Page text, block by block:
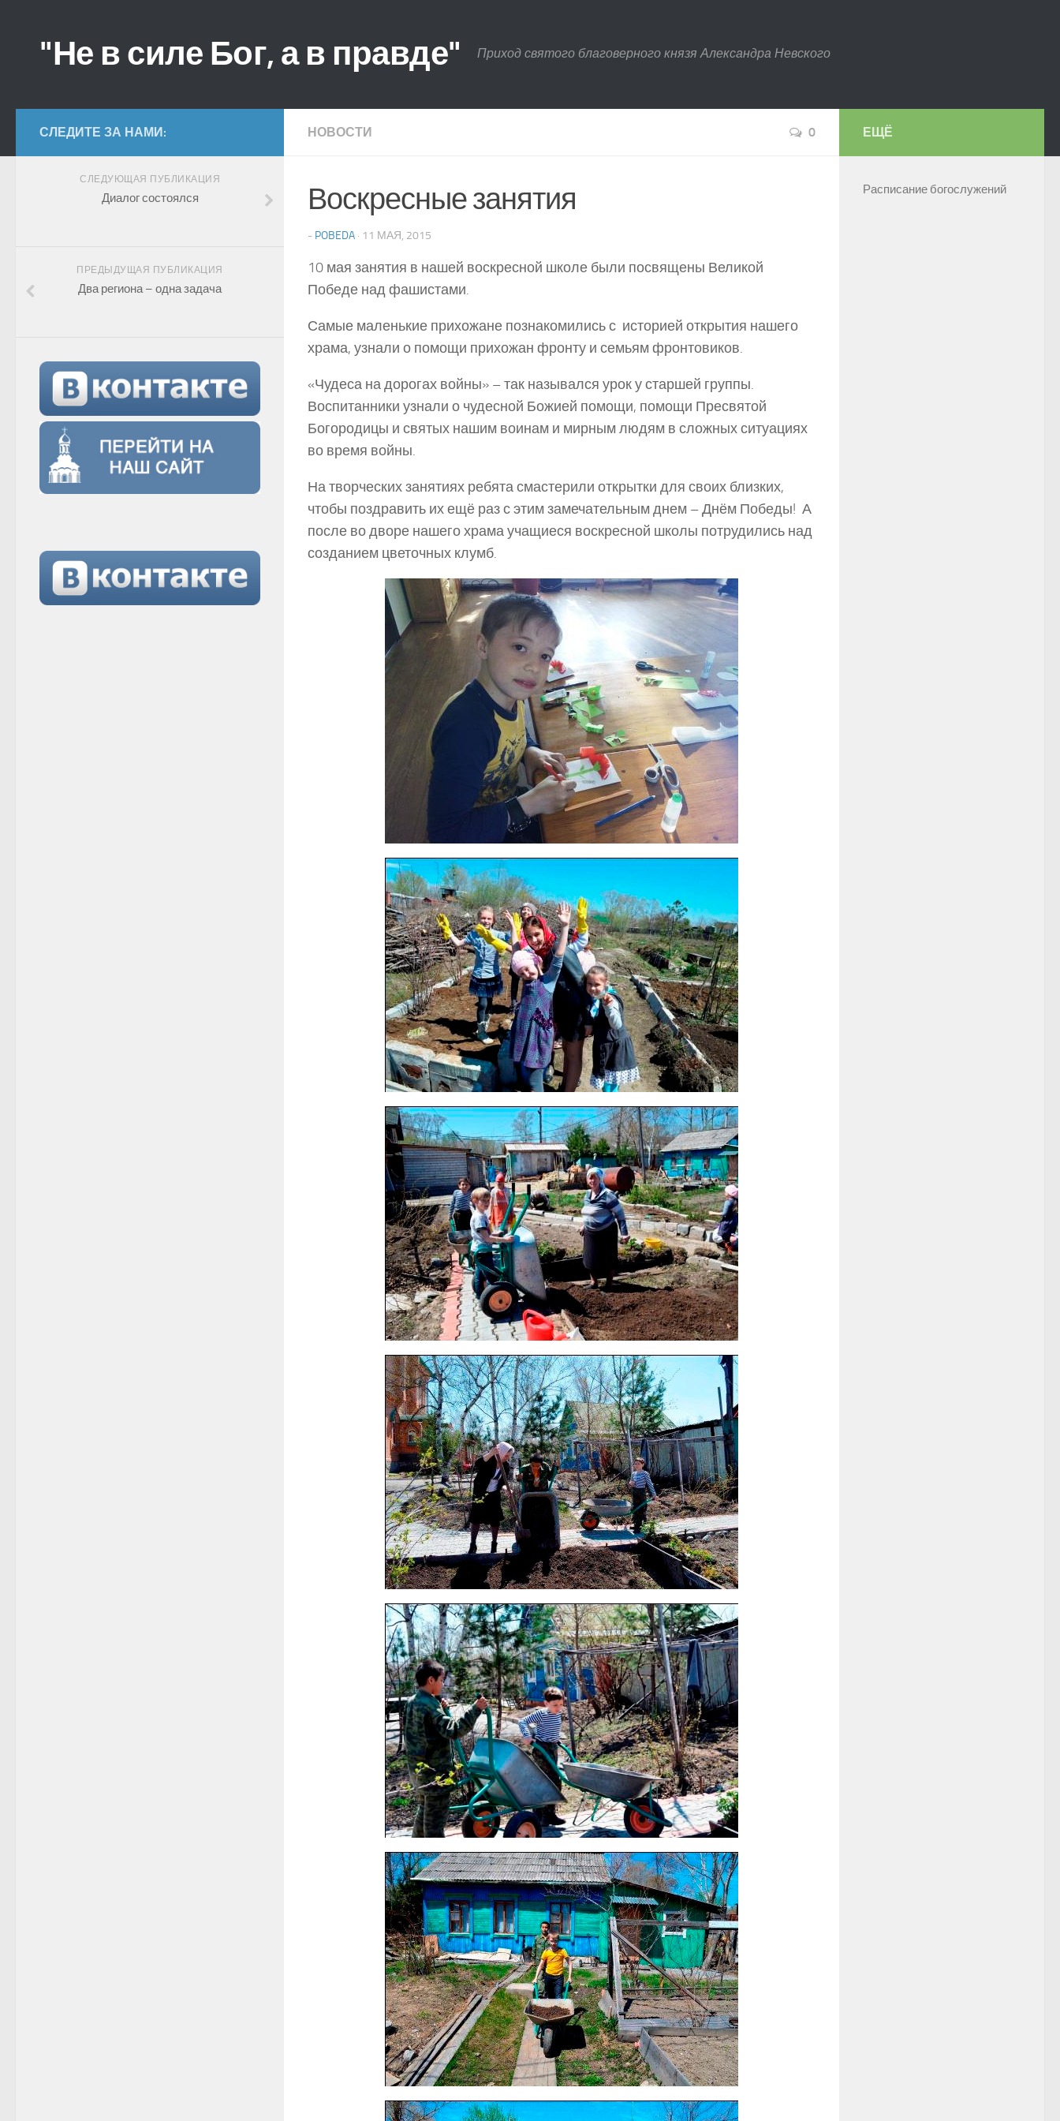
"Не в силе Бог, а в правде" Приход святого благоверного князя Александра Невского
НОВОСТИ 0
Воскресные занятия
- POBEDA · 11 МАЯ, 2015
10 мая занятия в нашей воскресной школе были посвящены Великой
Победе над фашистами.
Самые маленькие прихожане познакомились с историей открытия нашего
храма, узнали о помощи прихожан фронту и семьям фронтовиков.
«Чудеса на дорогах войны» – так назывался урок у старшей группы.
Воспитанники узнали о чудесной Божией помощи, помощи Пресвятой
Богородицы и святых нашим воинам и мирным людям в сложных ситуациях
во время войны.
На творческих занятиях ребята смастерили открытки для своих близких,
чтобы поздравить их ещё раз с этим замечательным днем – Днём Победы! А
после во дворе нашего храма учащиеся воскресной школы потрудились над
созданием цветочных клумб.
СЛЕДИТЕ ЗА НАМИ:
СЛЕДУЮЩАЯ ПУБЛИКАЦИЯ
Диалог состоялся
ПРЕДЫДУЩАЯ ПУБЛИКАЦИЯ
Два региона – одна задача
ЕЩЁ
Расписание богослужений